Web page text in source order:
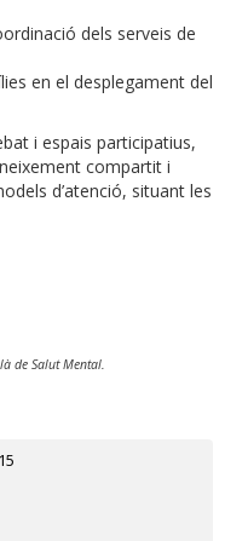
dels serveis de
en el desplegament del
i espais participatius,
compartit i
d’atenció, situant les
de Salut Mental.